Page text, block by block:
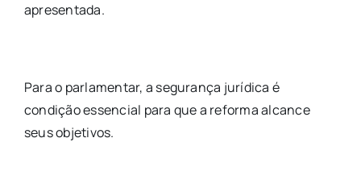
apresentada.
Para o parlamentar, a segurança jurídica é
condição essencial para que a reforma alcance
seus objetivos.